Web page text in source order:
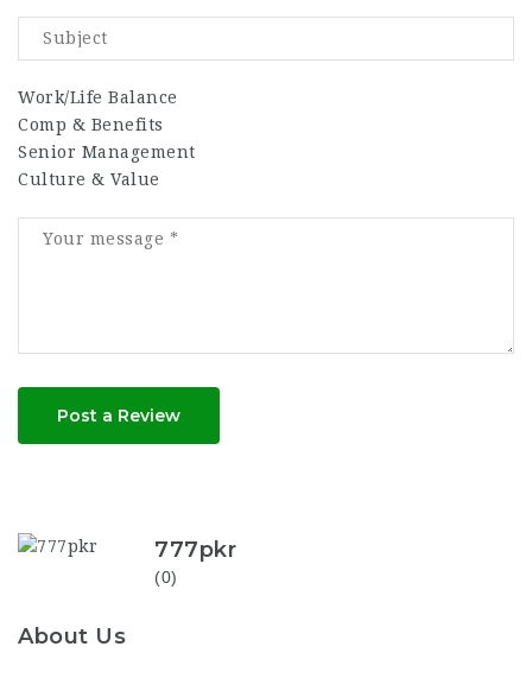
Work/Life Balance
Comp & Benefits
Senior Management
Culture & Value
Post a Review
777pkr
(0)
About Us